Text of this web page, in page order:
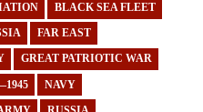
BLACK SEA FLEET
FAR EAST
GREAT PATRIOTIC WAR
NAVY